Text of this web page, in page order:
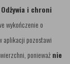
Odżywia i chroni
wykończenie o
aplikacji pozostawi
ponieważnie